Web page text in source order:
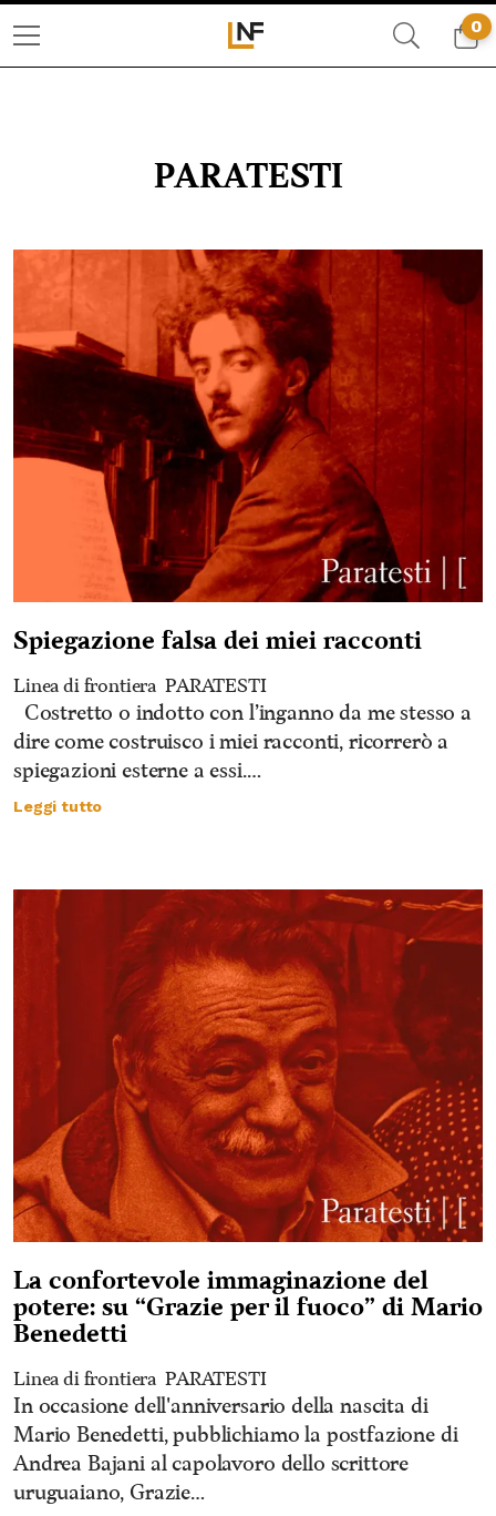
0
PARATESTI
Spiegazione falsa dei miei racconti
Linea di frontiera PARATESTI
Costretto o indotto con l’inganno da me stesso a
dire come costruisco i miei racconti, ricorrerò a
spiegazioni esterne a essi.…
Leggi tutto
La confortevole immaginazione del
potere: su “Grazie per il fuoco” di Mario
Benedetti
Linea di frontiera PARATESTI
In occasione dell'anniversario della nascita di
Mario Benedetti, pubblichiamo la postfazione di
Andrea Bajani al capolavoro dello scrittore
uruguaiano, Grazie…